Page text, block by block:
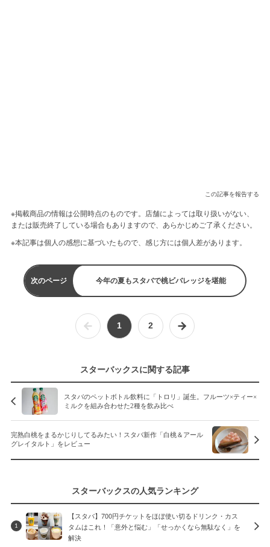
この記事を報告する
※掲載商品の情報は公開時点のものです。店舗によっては取り扱いがない、
または販売終了している場合もありますので、あらかじめご了承ください。
※本記事は個人の感想に基づいたもので、感じ方には個人差があります。
次のページ 今年の夏もスタバで桃ビバレッジを堪能
1 2
スターバックスに関する記事
スタバのペットボトル飲料に「トロリ」誕生。フルーツ×ティー×
ミルクを組み合わせた2種を飲み比べ
完熟白桃をまるかじりしてるみたい！スタバ新作「白桃＆アール
グレイタルト」をレビュー
スターバックスの人気ランキング
1
【スタバ】700円チケットをほぼ使い切るドリンク・カス
タムはこれ！「意外と悩む」「せっかくなら無駄なく」を
解決